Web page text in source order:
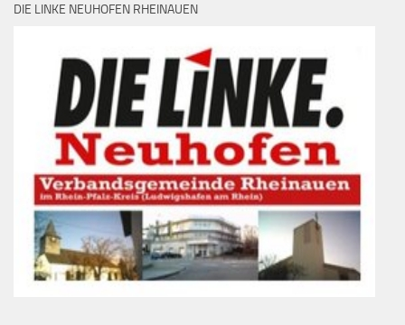
DIE LINKE NEUHOFEN RHEINAUEN